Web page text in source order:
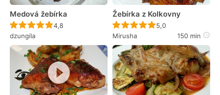
Medová žebírka
Recept ještě nebyl hodnocen
4,8
dzungila
Žebírka z Kolkovny
Recept ještě nebyl
5,0
Mirusha
150 min